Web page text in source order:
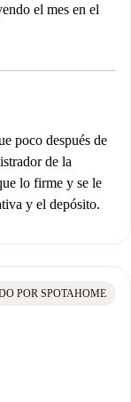
el mes en el
poco después de
de la
lo firme y se le
y el depósito.
POR SPOTAHOME